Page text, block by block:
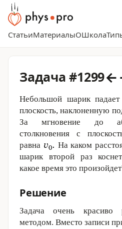
СтатьиМатериалыОШкола
Задача #1299←
Небольшой шарик падает
плоскость, наклоненную
За мгновение до
столкновения с
равна
На каком
шарик второй раз
какое время это
Решение
Задача очень красиво
методом. Вместо записи